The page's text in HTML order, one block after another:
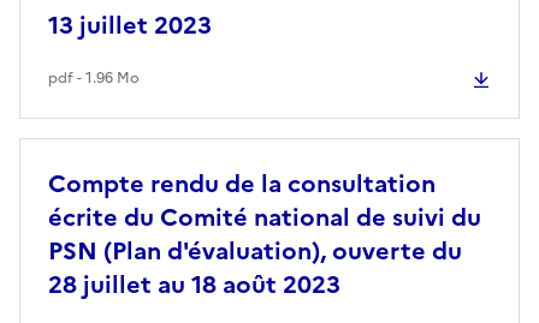
13 juillet 2023
pdf - 1.96 Mo
Compte rendu de la consultation
écrite du Comité national de suivi du
PSN (Plan d'évaluation), ouverte du
28 juillet au 18 août 2023